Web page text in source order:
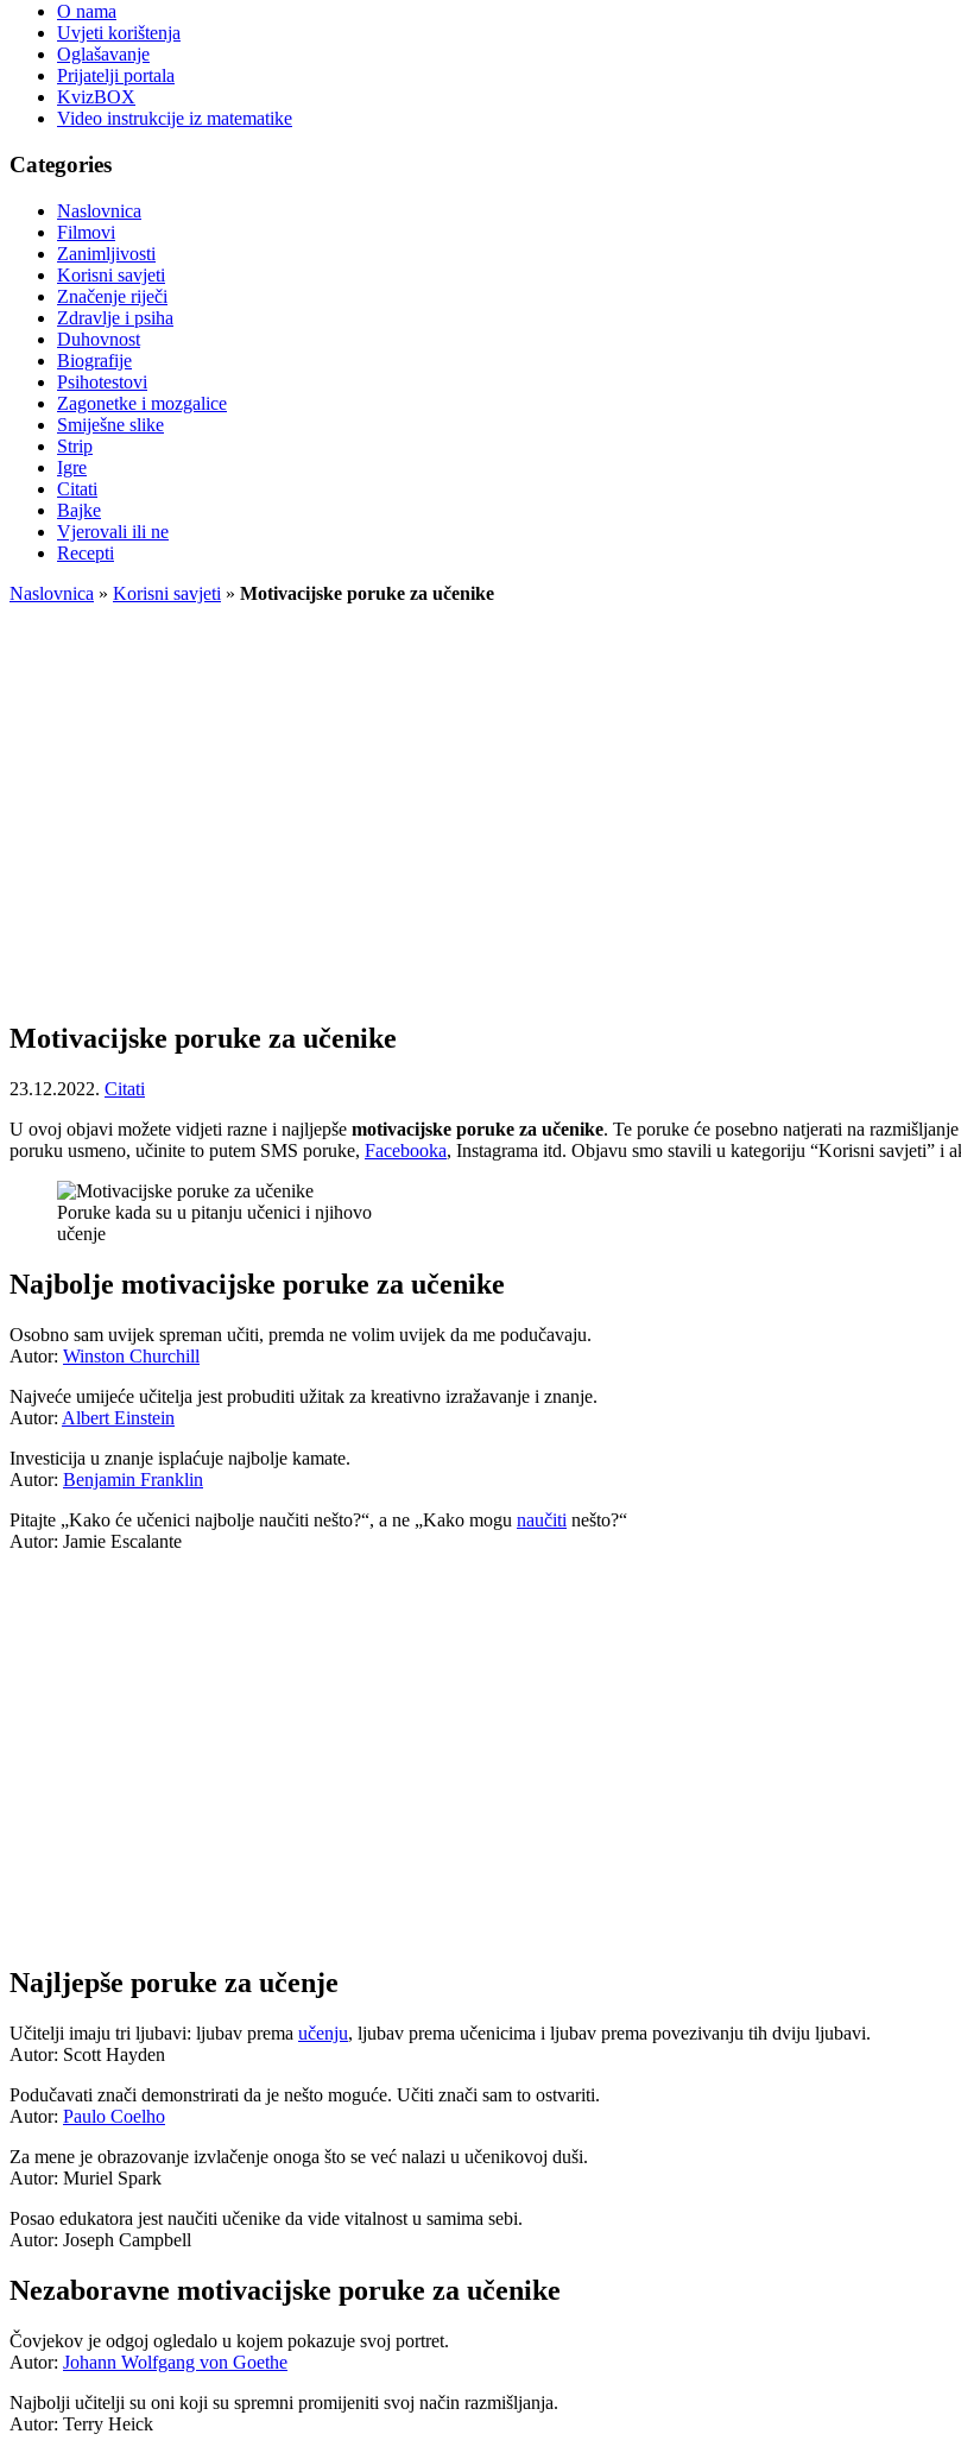
O nama
Uvjeti korištenja
Oglašavanje
Prijatelji portala
KvizBOX
Video instrukcije iz matematike
Categories
Naslovnica
Filmovi
Zanimljivosti
Korisni savjeti
Značenje riječi
Zdravlje i psiha
Duhovnost
Biografije
Psihotestovi
Zagonetke i mozgalice
Smiješne slike
Strip
Igre
Citati
Bajke
Vjerovali ili ne
Recepti
Naslovnica » Korisni savjeti » Motivacijske poruke za učenike
Motivacijske poruke za učenike
23.12.2022. Citati
U ovoj objavi možete vidjeti razne i najljepše motivacijske poruke za učenike. Te poruke će posebno natjerati na
poruku usmeno, učinite to putem SMS poruke, Facebooka, Instagrama itd. Objavu smo stavili u kategoriju “Korisni savjeti” i
Poruke kada su u pitanju učenici i njihovo
učenje
Najbolje motivacijske poruke za učenike
Osobno sam uvijek spreman učiti, premda ne volim uvijek da me podučavaju.
Autor: Winston Churchill
Najveće umijeće učitelja jest probuditi užitak za kreativno izražavanje i znanje.
Autor: Albert Einstein
Investicija u znanje isplaćuje najbolje kamate.
Autor: Benjamin Franklin
Pitajte „Kako će učenici najbolje naučiti nešto?“, a ne „Kako mogu naučiti nešto?“
Autor: Jamie Escalante
Najljepše poruke za učenje
Učitelji imaju tri ljubavi: ljubav prema učenju, ljubav prema učenicima i ljubav prema povezivanju tih dviju ljubavi.
Autor: Scott Hayden
Podučavati znači demonstrirati da je nešto moguće. Učiti znači sam to ostvariti.
Autor: Paulo Coelho
Za mene je obrazovanje izvlačenje onoga što se već nalazi u učenikovoj duši.
Autor: Muriel Spark
Posao edukatora jest naučiti učenike da vide vitalnost u samima sebi.
Autor: Joseph Campbell
Nezaboravne motivacijske poruke za učenike
Čovjekov je odgoj ogledalo u kojem pokazuje svoj portret.
Autor: Johann Wolfgang von Goethe
Najbolji učitelji su oni koji su spremni promijeniti svoj način razmišljanja.
Autor: Terry Heick